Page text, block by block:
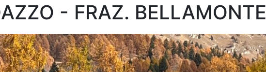
- FRAZ. BELLAMONTE